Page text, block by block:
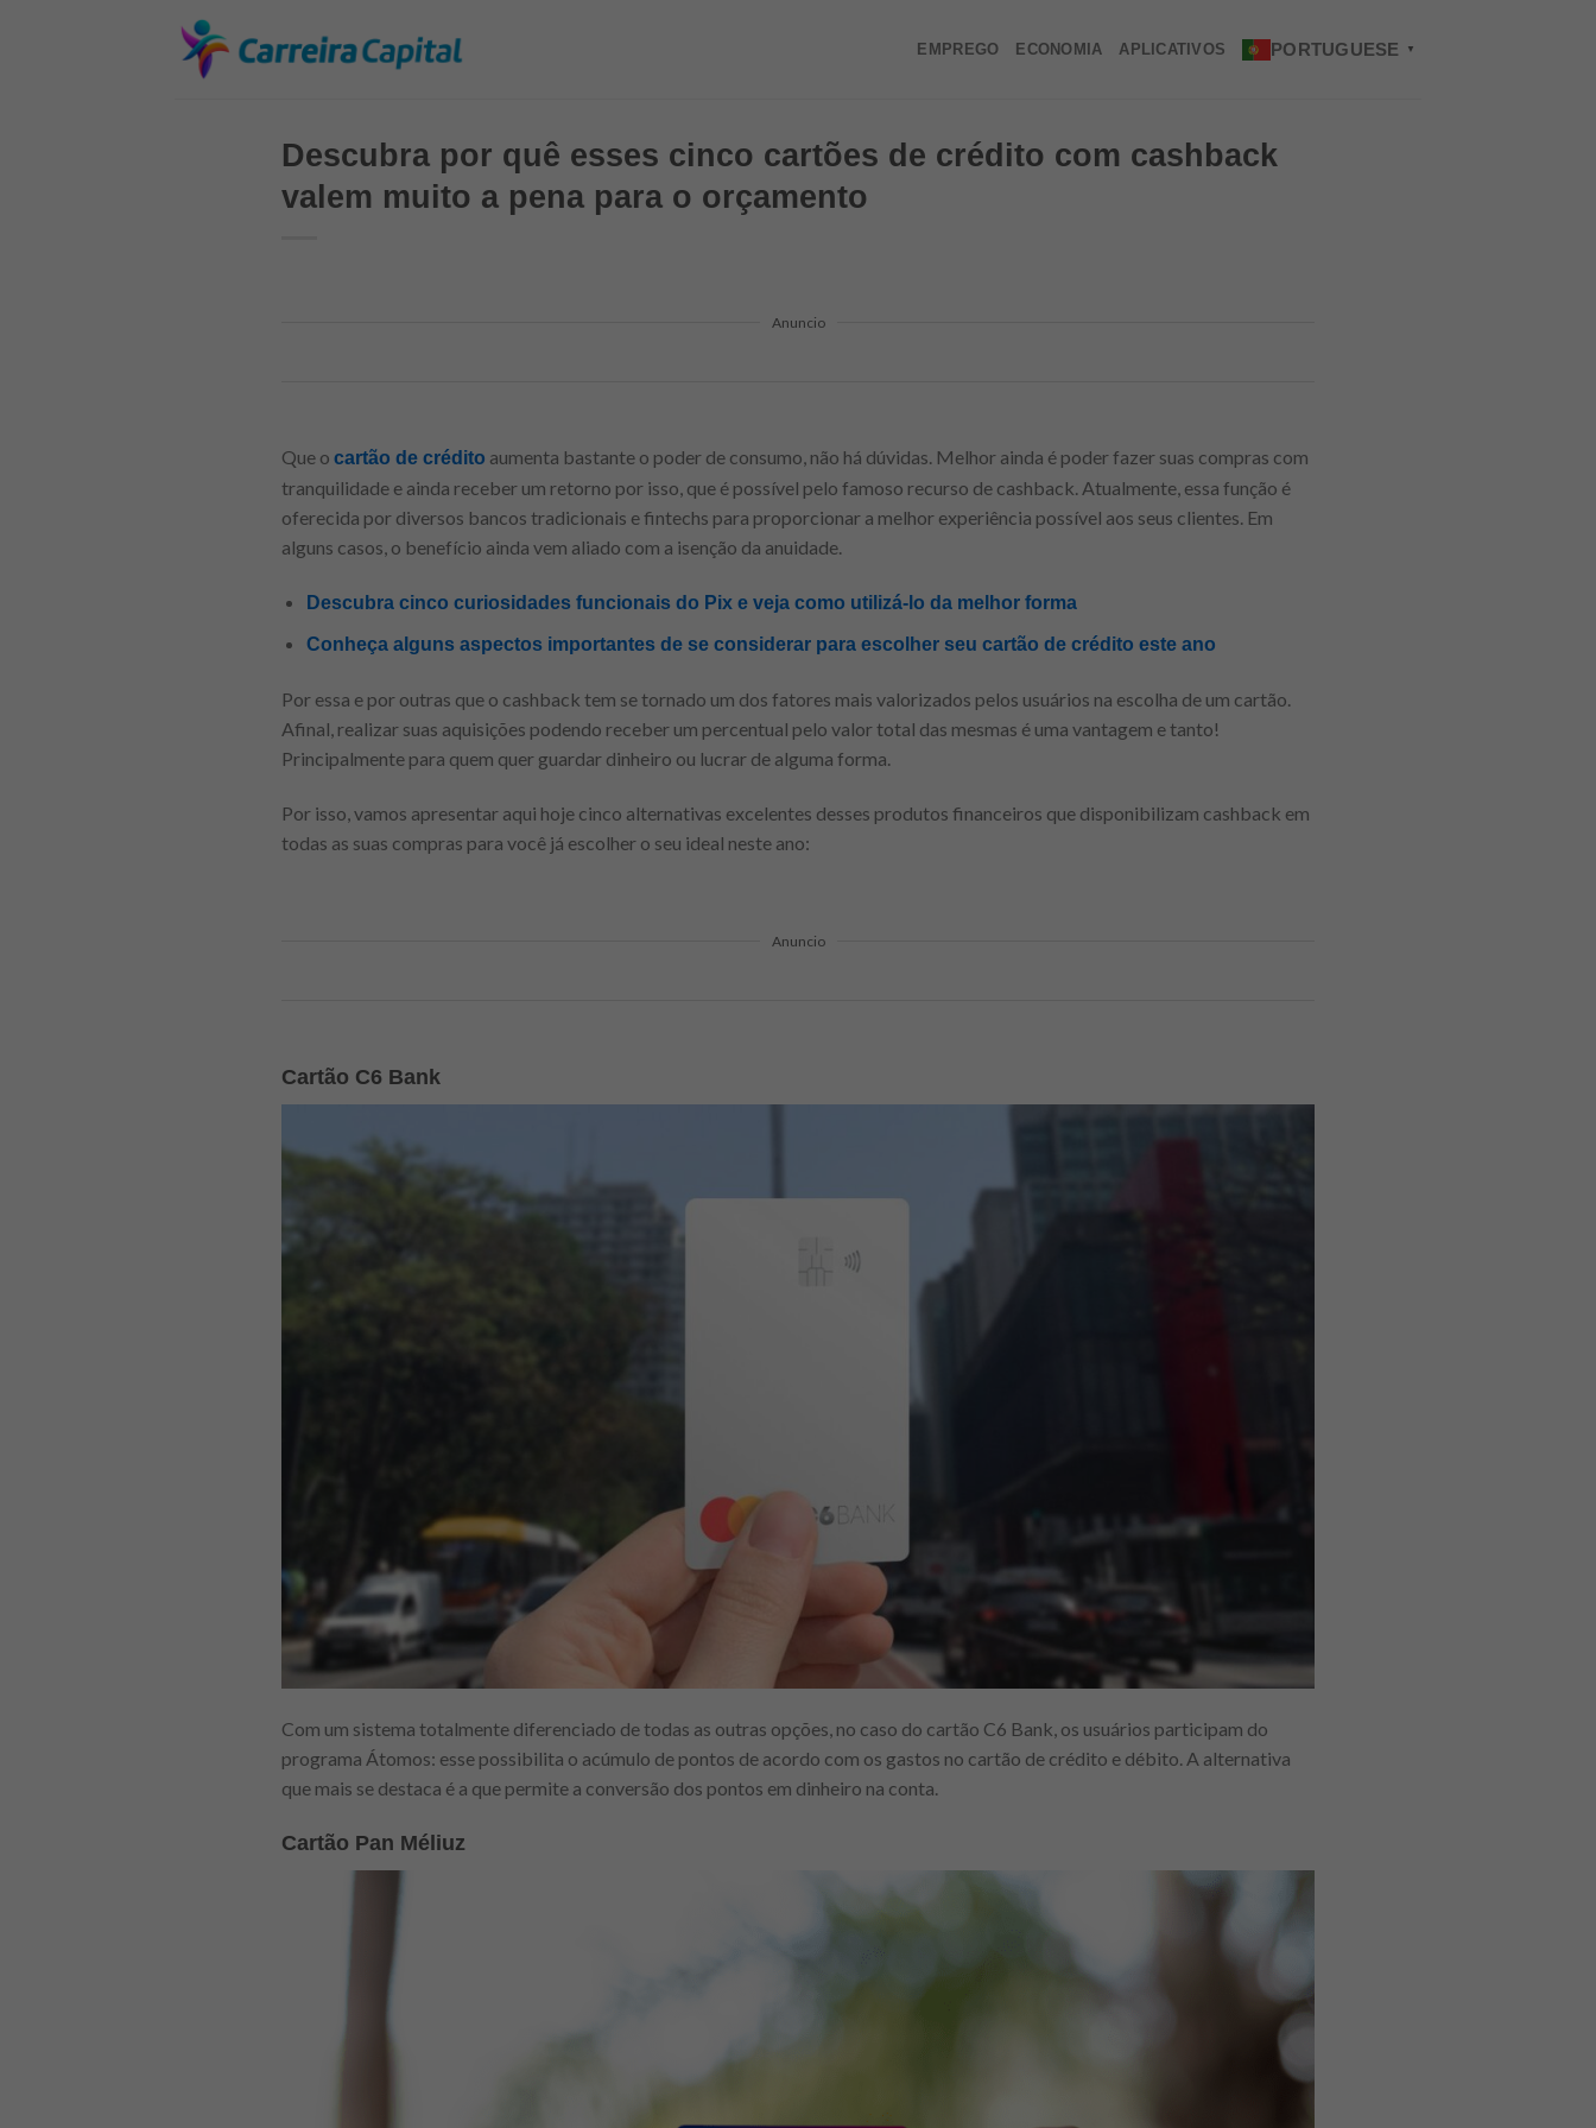
EMPREGO ECONOMIA APLICATIVOS PORTUGUESE ▼
Descubra por quê esses cinco cartões de crédito com cashback
valem muito a pena para o orçamento
Anuncio
Que o cartão de crédito aumenta bastante o poder de consumo, não há dúvidas. Melhor ainda é poder fazer suas compras com
tranquilidade e ainda receber um retorno por isso, que é possível pelo famoso recurso de cashback. Atualmente, essa função é
oferecida por diversos bancos tradicionais e fintechs para proporcionar a melhor experiência possível aos seus clientes. Em
alguns casos, o benefício ainda vem aliado com a isenção da anuidade.
Descubra cinco curiosidades funcionais do Pix e veja como utilizá-lo da melhor forma
Conheça alguns aspectos importantes de se considerar para escolher seu cartão de crédito este ano
Por essa e por outras que o cashback tem se tornado um dos fatores mais valorizados pelos usuários na escolha de um cartão.
Afinal, realizar suas aquisições podendo receber um percentual pelo valor total das mesmas é uma vantagem e tanto!
Principalmente para quem quer guardar dinheiro ou lucrar de alguma forma.
Por isso, vamos apresentar aqui hoje cinco alternativas excelentes desses produtos financeiros que disponibilizam cashback em
todas as suas compras para você já escolher o seu ideal neste ano:
Anuncio
Cartão C6 Bank
Com um sistema totalmente diferenciado de todas as outras opções, no caso do cartão C6 Bank, os usuários participam do
programa Átomos: esse possibilita o acúmulo de pontos de acordo com os gastos no cartão de crédito e débito. A alternativa
que mais se destaca é a que permite a conversão dos pontos em dinheiro na conta.
Cartão Pan Méliuz